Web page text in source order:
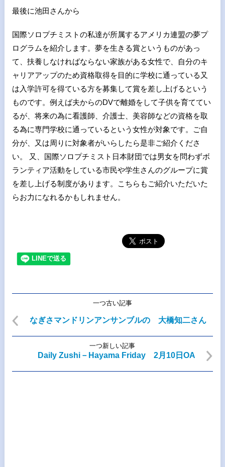
最後に池田さんから
国際ソロプチミストの私達が所属するアメリカ連盟の夢プ
ログラムを紹介します。夢を生きる賞というものがあっ
て、扶養しなければならない家族がある女性で、自分のキ
ャリアアップのため資格取得を目的に学校に通っている又
は入学許可を得ている方を募集して賞を差し上げるという
ものです。例えば夫からのDVで離婚をして子供を育ててい
るが、将来の為に看護師、介護士、美容師などの資格を取
る為に専門学校に通っているという女性が対象です。ご自
分が、又は周りに対象者がいらしたら是非ご紹介くださ
い。 又、国際ソロプチミスト日本財団では男女を問わずボ
ランティア活動をしている市民や学生さんのグループに賞
を差し上げる制度があります。こちらもご紹介いただいた
らお力になれるかもしれません。
一つ古い記事
なぎさマンドリンアンサンブルの 大橋知二さん
一つ新しい記事
Daily Zushi－Hayama Friday 2月10日OA